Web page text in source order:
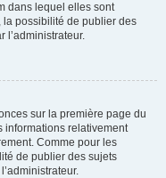
dans lequel elles sont
possibilité de publier des
l’administrateur.
sur la première page du
informations relativement
Comme pour les
de publier des sujets